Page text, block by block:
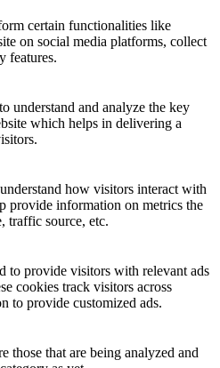
certain functionalities like
on social media platforms, collect
features.
understand and analyze the key
which helps in delivering a
how visitors interact with
provide information on metrics the
traffic source, etc.
to provide visitors with relevant ads
cookies track visitors across
to provide customized ads.
those that are being analyzed and